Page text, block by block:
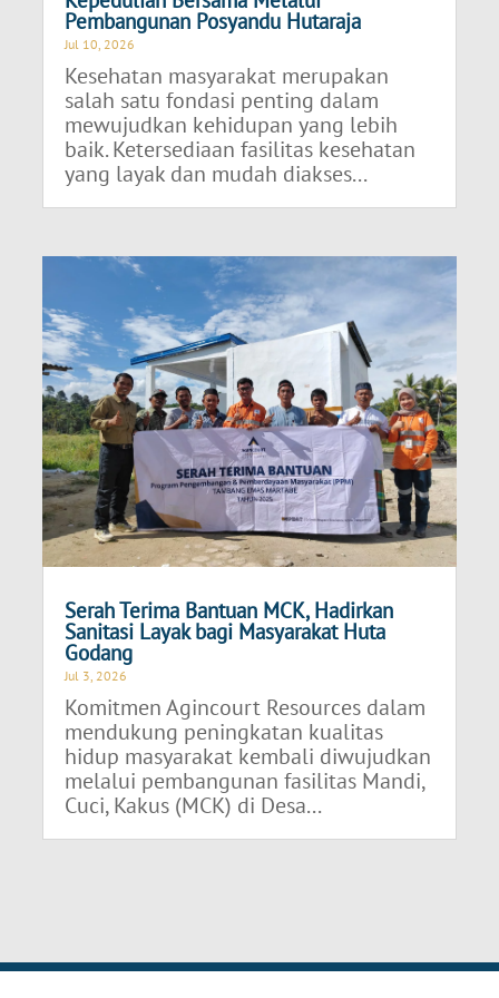
Pembangunan Posyandu Hutaraja
Jul 10, 2026
Kesehatan masyarakat merupakan
salah satu fondasi penting dalam
mewujudkan kehidupan yang lebih
baik. Ketersediaan fasilitas kesehatan
yang layak dan mudah diakses...
Serah Terima Bantuan MCK, Hadirkan
Sanitasi Layak bagi Masyarakat Huta
Godang
Jul 3, 2026
Komitmen Agincourt Resources dalam
mendukung peningkatan kualitas
hidup masyarakat kembali diwujudkan
melalui pembangunan fasilitas Mandi,
Cuci, Kakus (MCK) di Desa...